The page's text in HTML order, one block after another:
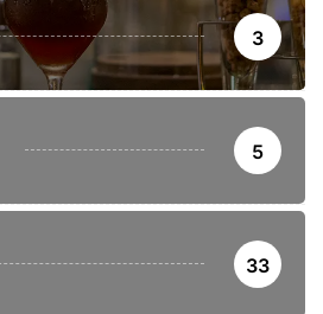
3
5
33